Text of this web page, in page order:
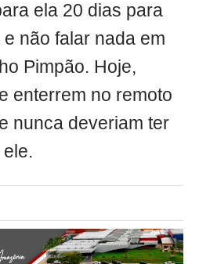
ela 20 dias para
não falar nada em
Pimpão. Hoje,
enterrem no remoto
nunca deveriam ter